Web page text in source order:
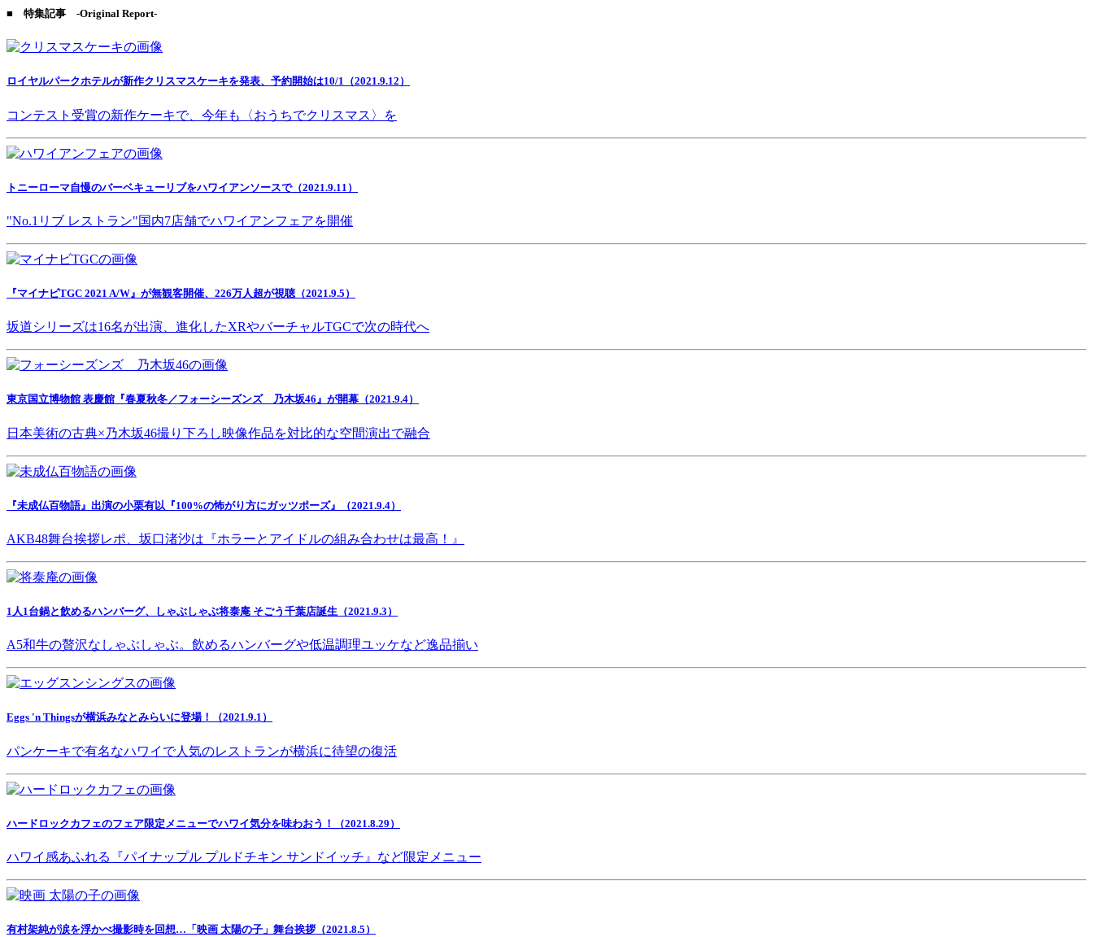
■ 特集記事 -Original Report-
ロイヤルパークホテルが新作クリスマスケーキを発表、予約開始は10/1（2021.9.12）
コンテスト受賞の新作ケーキで、今年も〈おうちでクリスマス〉を
トニーローマ自慢のバーベキューリブをハワイアンソースで（2021.9.11）
"No.1リブ レストラン"国内7店舗でハワイアンフェアを開催
『マイナビTGC 2021 A/W』が無観客開催、226万人超が視聴（2021.9.5）
坂道シリーズは16名が出演、進化したXRやバーチャルTGCで次の時代へ
東京国立博物館 表慶館『春夏秋冬／フォーシーズンズ 乃木坂46』が開幕（2021.9.4）
日本美術の古典×乃木坂46撮り下ろし映像作品を対比的な空間演出で融合
『未成仏百物語』出演の小栗有以『100%の怖がり方にガッツポーズ』（2021.9.4）
AKB48舞台挨拶レポ、坂口渚沙は『ホラーとアイドルの組み合わせは最高！』
1人1台鍋と飲めるハンバーグ、しゃぶしゃぶ将泰庵 そごう千葉店誕生（2021.9.3）
A5和牛の贅沢なしゃぶしゃぶ。飲めるハンバーグや低温調理ユッケなど逸品揃い
Eggs 'n Thingsが横浜みなとみらいに登場！（2021.9.1）
パンケーキで有名なハワイで人気のレストランが横浜に待望の復活
ハードロックカフェのフェア限定メニューでハワイ気分を味わおう！（2021.8.29）
ハワイ感あふれる『パイナップル プルドチキン サンドイッチ』など限定メニュー
有村架純が涙を浮かべ撮影時を回想…「映画 太陽の子」舞台挨拶（2021.8.5）